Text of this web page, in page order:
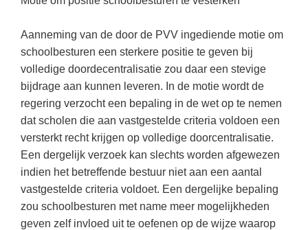
Rekenen / Wiskunde
Scheikunde
Sociale vaardigheden
Spaans
Studievaardigheden
Techniek
Topografie
Verkeer
Verzorging
Media
Nederlands
Rekenen
Sociale vaardigheden
Studievaardigheden
Taalvaardigheden
LESMATERIAAL
Beeldende Vorming
Biologie
Aanneming van de door de PVV ingediende motie om
schoolbesturen een sterkere positie te geven bij
volledige doordecentralisatie zou daar een stevige
bijdrage aan kunnen leveren. In de motie wordt de
regering verzocht een bepaling in de wet op te nemen
dat scholen die aan vastgestelde criteria voldoen een
versterkt recht krijgen op volledige doorcentralisatie.
Een dergelijk verzoek kan slechts worden afgewezen
indien het betreffende bestuur niet aan een aantal
vastgestelde criteria voldoet. Een dergelijke bepaling
zou schoolbesturen met name meer mogelijkheden
geven zelf invloed uit te oefenen op de wijze waarop